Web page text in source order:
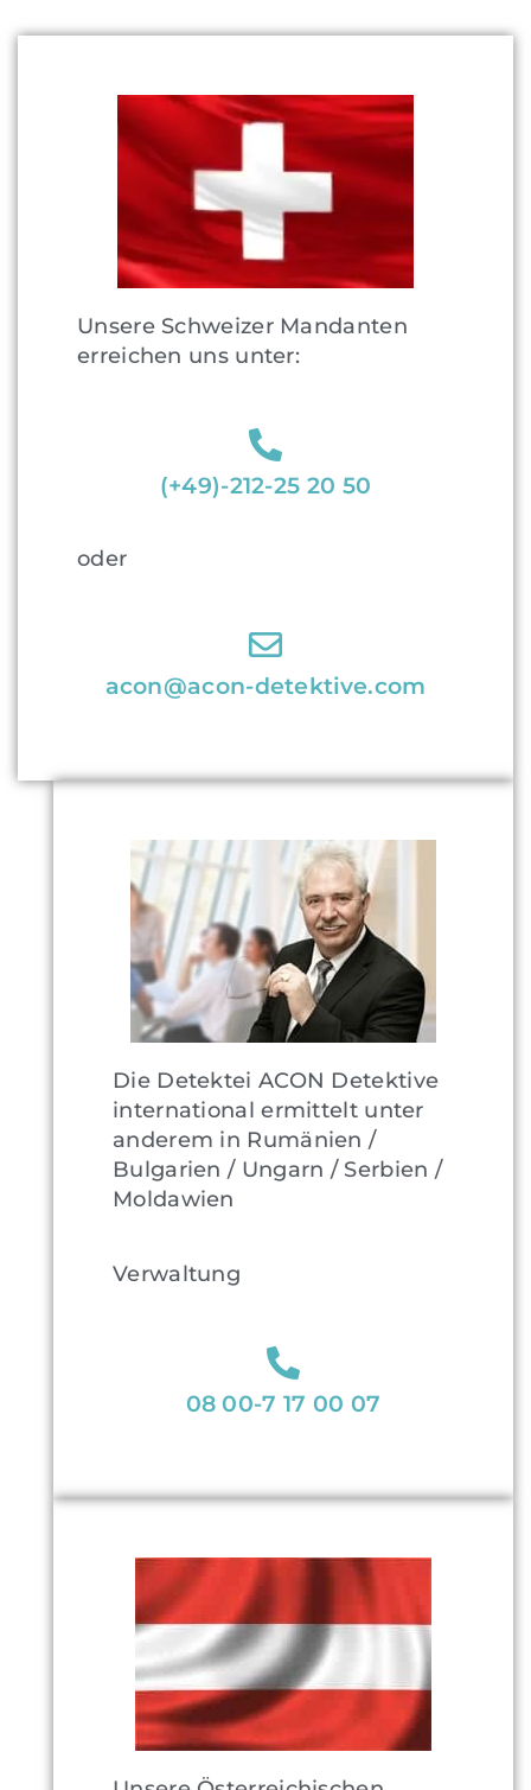
Unsere Schweizer Mandanten
erreichen uns unter:
(+49)-212-25 20 50
oder
acon@acon-detektive.com
Die Detektei ACON Detektive
international ermittelt unter
anderem in Rumänien /
Bulgarien / Ungarn / Serbien /
Moldawien
Verwaltung
08 00-7 17 00 07